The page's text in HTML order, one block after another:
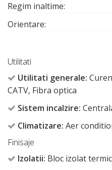
Regim inaltime:
Orientare:
Utilitati
Utilitati generale:
CATV, Fibra optica
Sistem incalzire:
Climatizare: Aer
Finisaje
Izolatii: Bloc izolat termic